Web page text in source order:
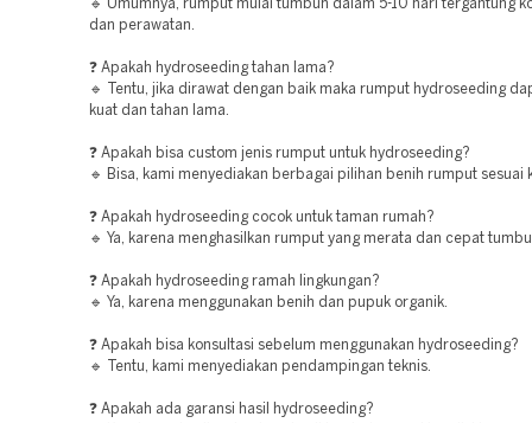
🔹 Umumnya, rumput mulai tumbuh dalam 5-10 hari tergantung
dan perawatan.
❓ Apakah hydroseeding tahan lama?
🔹 Tentu, jika dirawat dengan baik maka rumput hydroseeding
kuat dan tahan lama.
❓ Apakah bisa custom jenis rumput untuk hydroseeding?
🔹 Bisa, kami menyediakan berbagai pilihan benih rumput sesuai
❓ Apakah hydroseeding cocok untuk taman rumah?
🔹 Ya, karena menghasilkan rumput yang merata dan cepat
❓ Apakah hydroseeding ramah lingkungan?
🔹 Ya, karena menggunakan benih dan pupuk organik.
❓ Apakah bisa konsultasi sebelum menggunakan hydroseeding?
🔹 Tentu, kami menyediakan pendampingan teknis.
❓ Apakah ada garansi hasil hydroseeding?